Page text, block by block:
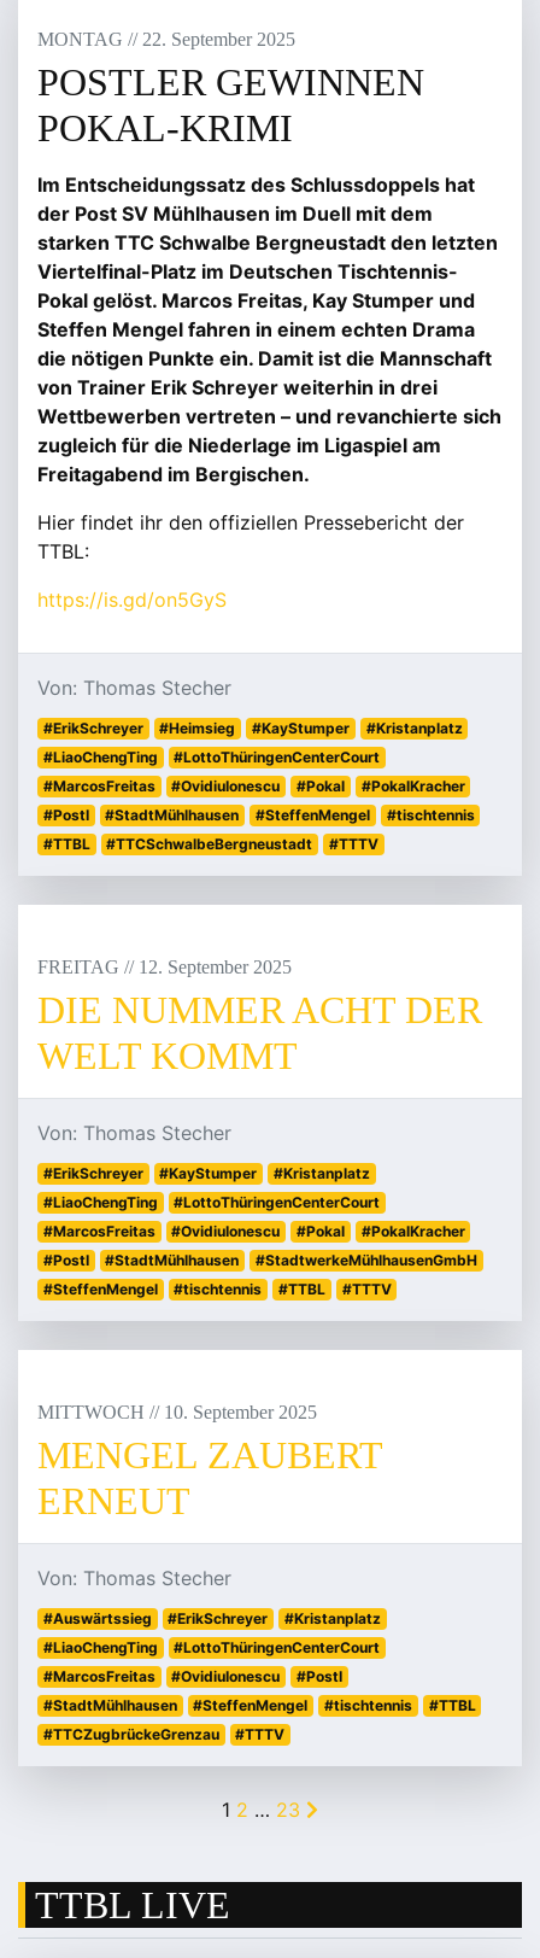
MONTAG // 22. September 2025
POSTLER GEWINNEN
POKAL-KRIMI
Im Entscheidungssatz des Schlussdoppels hat
der Post SV Mühlhausen im Duell mit dem
starken TTC Schwalbe Bergneustadt den letzten
Viertelfinal-Platz im Deutschen Tischtennis-
Pokal gelöst. Marcos Freitas, Kay Stumper und
Steffen Mengel fahren in einem echten Drama
die nötigen Punkte ein. Damit ist die Mannschaft
von Trainer Erik Schreyer weiterhin in drei
Wettbewerben vertreten – und revanchierte sich
zugleich für die Niederlage im Ligaspiel am
Freitagabend im Bergischen.
Hier findet ihr den offiziellen Pressebericht der
TTBL:
https://is.gd/on5GyS
Von: Thomas Stecher
#ErikSchreyer #Heimsieg #KayStumper
#Kristanplatz
#LiaoChengTing
#LottoThüringenCenterCourt
#MarcosFreitas
#OvidiuIonescu #Pokal
#PokalKracher
#PostI
#StadtMühlhausen #SteffenMengel
#tischtennis
#TTBL
#TTCSchwalbeBergneustadt #TTTV
FREITAG // 12. September 2025
DIE NUMMER ACHT DER
WELT KOMMT
Von: Thomas Stecher
#ErikSchreyer #KayStumper
#Kristanplatz
#LiaoChengTing
#LottoThüringenCenterCourt
#MarcosFreitas
#OvidiuIonescu #Pokal
#PokalKracher
#PostI
#StadtMühlhausen
#StadtwerkeMühlhausenGmbH
#SteffenMengel
#tischtennis #TTBL #TTTV
MITTWOCH // 10. September 2025
MENGEL ZAUBERT
ERNEUT
Von: Thomas Stecher
#Auswärtssieg #ErikSchreyer
#Kristanplatz
#LiaoChengTing
#LottoThüringenCenterCourt
#MarcosFreitas
#OvidiuIonescu
#PostI
#StadtMühlhausen
#SteffenMengel #tischtennis
#TTBL
#TTCZugbrückeGrenzau
#TTTV
1 2 … 23
TTBL LIVE